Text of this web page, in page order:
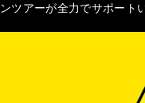
ンツアーが全力でサポート